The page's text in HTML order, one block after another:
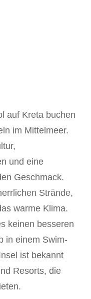
auf Kreta buchen
im Mittelmeer.
und eine
Geschmack.
Strände,
warme Klima.
keinen besseren
in einem Swim-
ist bekannt
Resorts, die